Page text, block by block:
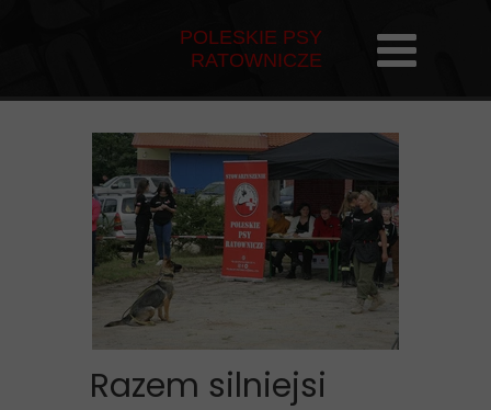
POLESKIE PSY
RATOWNICZE
Razem silniejsi